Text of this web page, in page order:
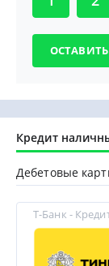
Кредит
Дебетовые
Т-Банк -